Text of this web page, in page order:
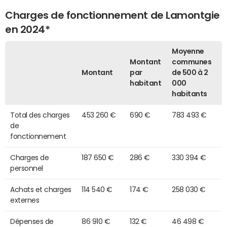
Charges de fonctionnement de Lamontgie
en 2024*
Montant
Montant
par
habitant
Moyenne
communes
de 500 à 2
000
habitants
Total des charges
de
fonctionnement
453 260 € 690 € 783 493 €
Charges de
personnel
187 650 € 286 € 330 394 €
Achats et charges
externes
114 540 € 174 € 258 030 €
Dépenses de 86 910 € 132 € 46 498 €